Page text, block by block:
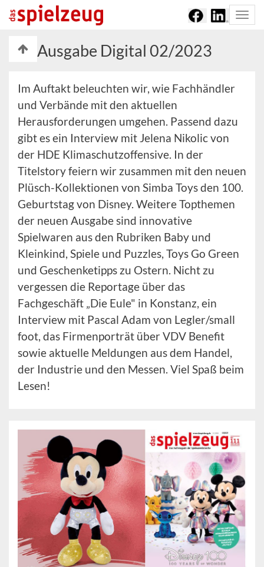
Ausgabe Digital 02/2023
Im Auftakt beleuchten wir, wie Fachhändler
und Verbände mit den aktuellen
Herausforderungen umgehen. Passend dazu
gibt es ein Interview mit Jelena Nikolic von
der HDE Klimaschutzoffensive. In der
Titelstory feiern wir zusammen mit den neuen
Plüsch-Kollektionen von Simba Toys den 100.
Geburtstag von Disney. Weitere Topthemen
der neuen Ausgabe sind innovative
Spielwaren aus den Rubriken Baby und
Kleinkind, Spiele und Puzzles, Toys Go Green
und Geschenketipps zu Ostern. Nicht zu
vergessen die Reportage über das
Fachgeschäft „Die Eule" in Konstanz, ein
Interview mit Pascal Adam von Legler/small
foot, das Firmenporträt über VDV Benefit
sowie aktuelle Meldungen aus dem Handel,
der Industrie und den Messen. Viel Spaß beim
Lesen!